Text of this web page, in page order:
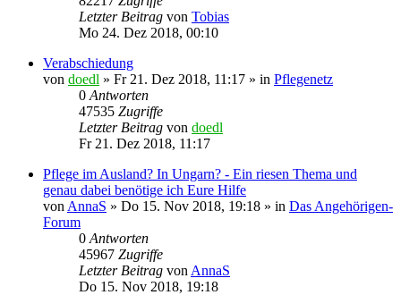
Letzter Beitrag von Tobias
Mo 24. Dez 2018, 00:10
Verabschiedung
von doedl » Fr 21. Dez 2018, 11:17 » in Pflegenetz
0 Antworten
47535 Zugriffe
Letzter Beitrag von doedl
Fr 21. Dez 2018, 11:17
Pflege im Ausland? In Ungarn? - Ein riesen Thema und
genau dabei benötige ich Eure Hilfe
von AnnaS » Do 15. Nov 2018, 19:18 » in Das Angehörigen-
Forum
0 Antworten
45967 Zugriffe
Letzter Beitrag von AnnaS
Do 15. Nov 2018, 19:18